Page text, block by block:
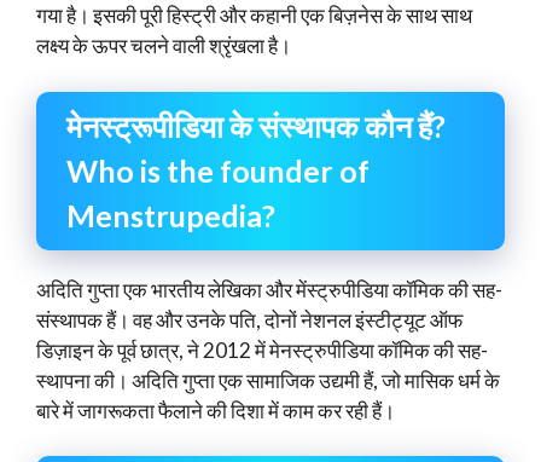
गया है। इसकी पूरी हिस्ट्री और कहानी एक बिज़नेस के साथ साथ
लक्ष्य के ऊपर चलने वाली श्रृंखला है।
मेनस्ट्रूपीडिया के संस्थापक कौन हैं?
Who is the founder of
Menstrupedia?
अदिति गुप्ता एक भारतीय लेखिका और मेंस्ट्रुपीडिया कॉमिक की सह-
संस्थापक हैं। वह और उनके पति, दोनों नेशनल इंस्टीट्यूट ऑफ
डिज़ाइन के पूर्व छात्र, ने 2012 में मेनस्ट्रुपीडिया कॉमिक की सह-
स्थापना की। अदिति गुप्ता एक सामाजिक उद्यमी हैं, जो मासिक धर्म के
बारे में जागरूकता फैलाने की दिशा में काम कर रही हैं।